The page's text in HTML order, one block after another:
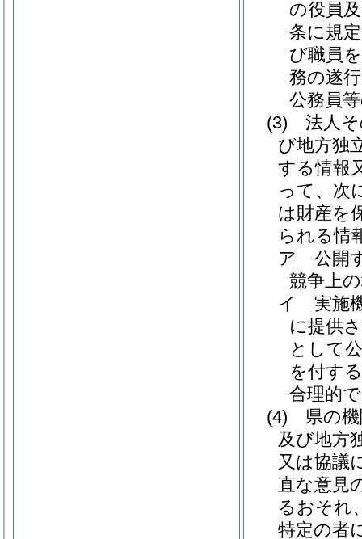
の役員
条に規
び職員
務の遂
公務員
(3)
法人
び地方独
する情報
って、次
は財産を
られる情
ア
公開
競争上
イ
実施
に提供
として
を付す
合理的
(4)
県の
及び地方
又は協議
直な意見
るおそれ
特定の者